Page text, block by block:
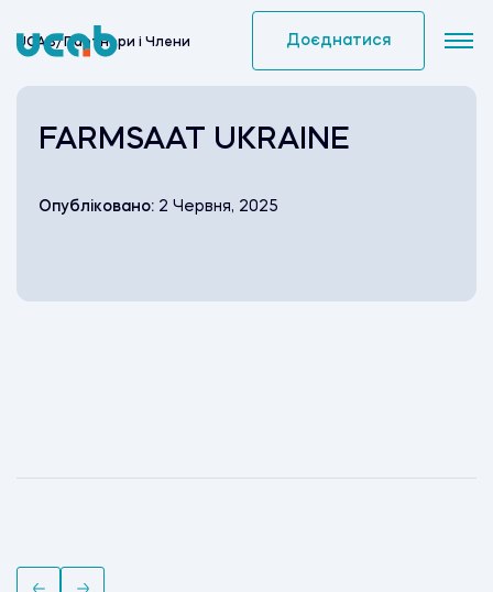
to
Доєднатися
UCAB/Партнери i Члени
FARMSAAT UKRAINE
Опубліковано: 2 Червня, 2025